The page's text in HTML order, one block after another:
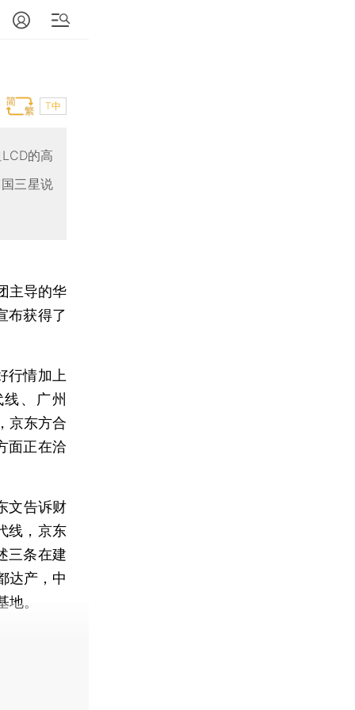
T中
的高
三星说
主导的华
布获得了
情加上
、广州
京东方合
面正在洽
文告诉财
线，京东
三条在建
达产，中
。